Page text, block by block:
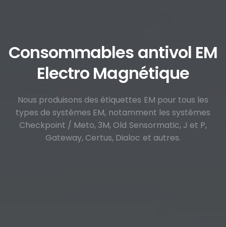
Consommables antivol EM
Electro Magnétique
Nous produisons des étiquettes EM pour tous les
types de systèmes EM, notamment les systèmes
Checkpoint / Meto, 3M, Old Sensormatic, J et P,
Gateway, Certus, Dialoc et autres.